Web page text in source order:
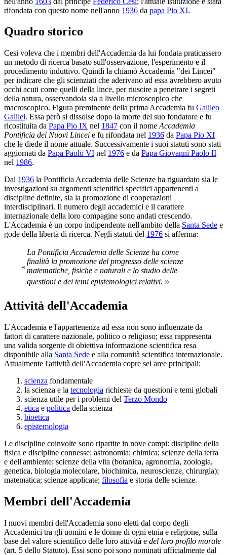
rifondata con questo nome nell'anno 1936 da papa Pio XI.
Quadro storico
Cesi voleva che i membri dell'Accademia da lui fondata praticassero
un metodo di ricerca basato sull'osservazione, l'esperimento e il
procedimento induttivo. Quindi la chiamò Accademia "dei Lincei"
per indicare che gli scienziati che aderivano ad essa avrebbero avuto
occhi acuti come quelli della lince, per riuscire a penetrare i segreti
della natura, osservandola sia a livello microscopico che
macroscopico. Figura preminente della prima Accademia fu Galileo
Galilei. Essa però si dissolse dopo la morte del suo fondatore e fu
ricostituita da Papa Pio IX nel 1847 con il nome Accademia
Pontificia dei Nuovi Lincei e fu rifondata nel 1936 da Papa Pio XI
che le diede il nome attuale. Successivamente i suoi statuti sono stati
aggiornati da Papa Paolo VI nel 1976 e da Papa Giovanni Paolo II
nel 1986.
Dal 1936 la Pontificia Accademia delle Scienze ha riguardato sia le
investigazioni su argomenti scientifici specifici appartenenti a
discipline definite, sia la promozione di cooperazioni
interdisciplinari. Il numero degli accademici e il carattere
internazionale della loro compagine sono andati crescendo.
L'Accademia è un corpo indipendente nell'ambito della Santa Sede e
gode della libertà di ricerca. Negli statuti del 1976 si afferma:
«
La Pontificia Accademia delle Scienze ha come
finalità la promozione del progresso delle scienze
matematiche, fisiche e naturali e lo studio delle
questioni e dei temi epistemologici relativi. »
Attività dell'Accademia
L'Accademia e l'appartenenza ad essa non sono influenzate da
fattori di carattere nazionale, politico o religioso; essa rappresenta
una valida sorgente di obiettiva informazione scientifica resa
disponibile alla Santa Sede e alla comunità scientifica internazionale.
Attualmente l'attività dell'Accademia copre sei aree principali:
scienza fondamentale
la scienza e la tecnologia richieste da questioni e temi globali
scienza utile per i problemi del Terzo Mondo
etica e politica della scienza
bioetica
epistemologia
Le discipline coinvolte sono ripartite in nove campi: discipline della
fisica e discipline connesse; astronomia; chimica; scienze della terra
e dell'ambiente; scienze della vita (botanica, agronomia, zoologia,
genetica, biologia molecolare, biochimica, neuroscienze, chirurgia);
matematica; scienze applicate; filosofia e storia delle scienze.
Membri dell'Accademia
I nuovi membri dell'Accademia sono eletti dal corpo degli
Accademici tra gli uomini e le donne di ogni etnia e religione, sulla
base del valore scientifico delle loro attività e del loro profilo morale
(art. 5 dello Statuto). Essi sono poi sono nominati ufficialmente dal